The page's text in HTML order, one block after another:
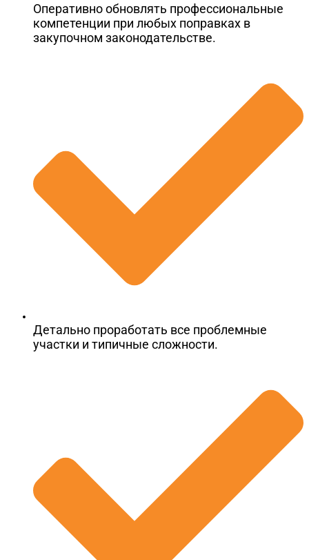
Оперативно обновлять профессиональные
компетенции при любых поправках в
закупочном законодательстве.
Детально проработать все проблемные
участки и типичные сложности.